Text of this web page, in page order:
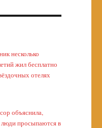
несколько
жил бесплатно
отелях
объяснила,
просыпаются в